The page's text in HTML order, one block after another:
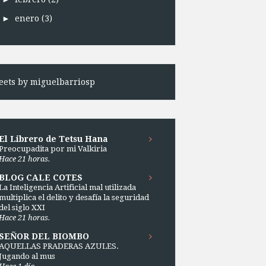
► enero (3)
by miguelbarriosp
Librero de Tetsu Hana
por mi Valkiria
21 horas.
CALE COTES
Inteligencia Artificial mal utilizada
el delito y desafía la seguridad
siglo XXI
21 horas.
DEL BIOMBO
PRADERAS AZULES.
al mus